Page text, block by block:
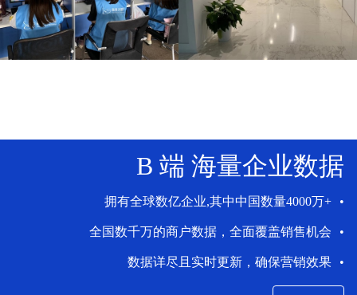
B 端 海量企业数据
拥有全球数亿企业,其中中国数量4000万+ •
全国数千万的商户数据，全面覆盖销售机会 •
数据详尽且实时更新，确保营销效果 •